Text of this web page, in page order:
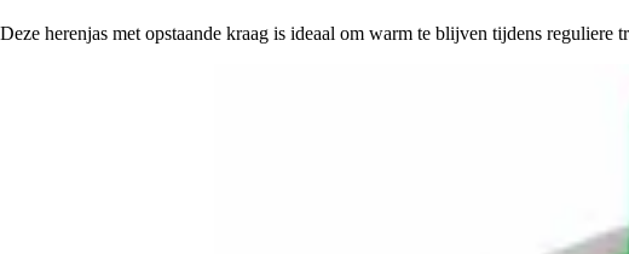
Deze herenjas met opstaande kraag is ideaal om warm te blijven tijdens